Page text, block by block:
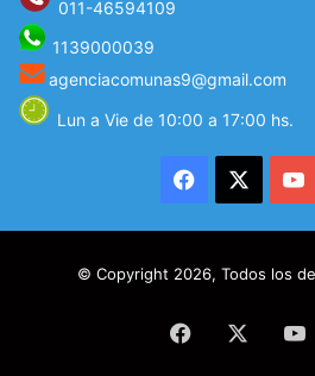
011-46594109
1139000039
agenciacomunas9@gmail.com
Lun a Vie de 10:00 a 17:00 hs.
Facebook
© Copyright 2026, Todos los
Facebook